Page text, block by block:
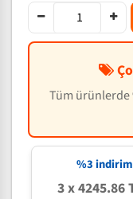
Tüm ürünlerde
%3 indirim
3 x 4245.86